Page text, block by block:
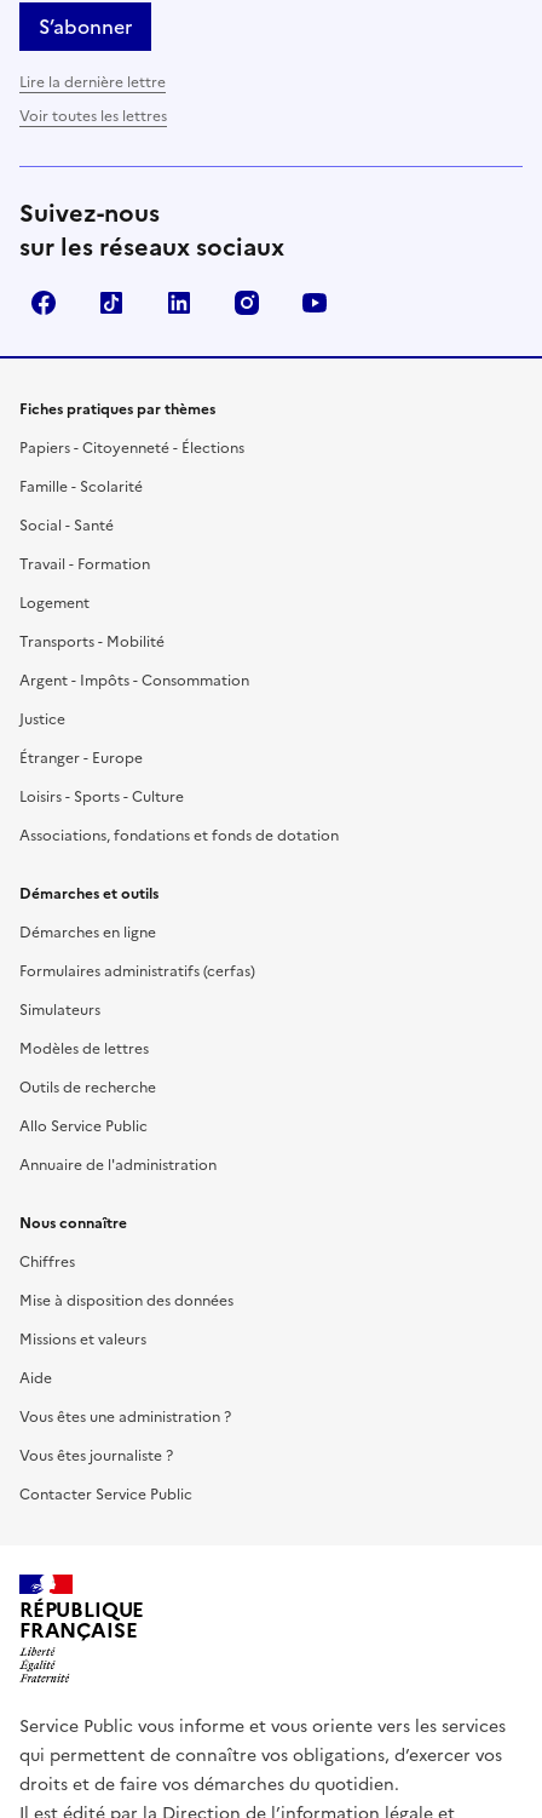
S’abonner
Lire la dernière lettre
Voir toutes les lettres
Suivez-nous
sur les réseaux sociaux
FacebookTikTok LinkedIn Instagram
Fiches pratiques par thèmes
Papiers - Citoyenneté - Élections
Famille - Scolarité
Social - Santé
Travail - Formation
Logement
Transports - Mobilité
Argent - Impôts - Consommation
Justice
Étranger - Europe
Loisirs - Sports - Culture
Associations, fondations et fonds de dotation
Démarches et outils
Démarches en ligne
Formulaires administratifs (cerfas)
Simulateurs
Modèles de lettres
Outils de recherche
Allo Service Public
Annuaire de l'administration
Nous connaître
Chiffres
Mise à disposition des données
Missions et valeurs
Aide
Vous êtes une administration ?
Vous êtes journaliste ?
Contacter Service Public
RÉPUBLIQUE
FRANÇAISE
Service Public vous informe et vous oriente vers les services
qui permettent de connaître vos obligations, d’exercer vos
droits et de faire vos démarches du quotidien.